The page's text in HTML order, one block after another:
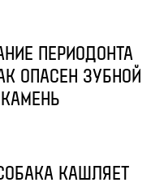
ПЕРИОДОНТА
ОПАСЕН ЗУБНОЙ
КАМЕНЬ
КАШЛЯЕТ